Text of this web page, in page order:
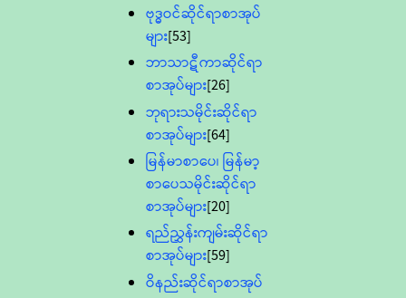
ဗုဒ္ဓဝင်ဆိုင်ရာစာအုပ်
များ[53]
ဘာသာဋီကာဆိုင်ရာ
စာအုပ်များ[26]
ဘုရားသမိုင်းဆိုင်ရာ
စာအုပ်များ[64]
မြန်မာစာပေ၊ မြန်မာ့
စာပေသမိုင်းဆိုင်ရာ
စာအုပ်များ[20]
ရည်ညွှန်းကျမ်းဆိုင်ရာ
စာအုပ်များ[59]
ဝိနည်းဆိုင်ရာစာအုပ်